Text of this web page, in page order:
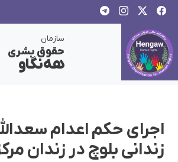
سازمان
حقوق بشری
هەنگاو
اجرای حکم اعدام
زندانی بلوچ در زندان